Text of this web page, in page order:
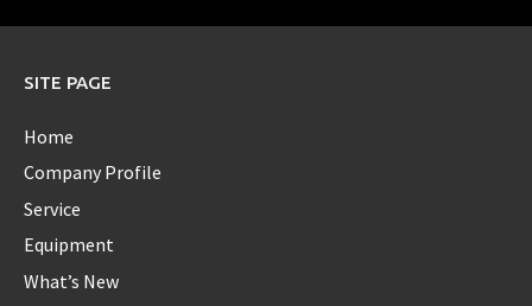
SITE PAGE
Home
Company Profile
Service
Equipment
What’s New